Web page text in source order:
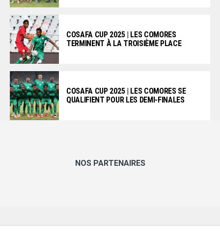
COSAFA CUP 2025 | LES COMORES
TERMINENT À LA TROISIÈME PLACE
COSAFA CUP 2025 | LES COMORES SE
QUALIFIENT POUR LES DEMI-FINALES
NOS PARTENAIRES